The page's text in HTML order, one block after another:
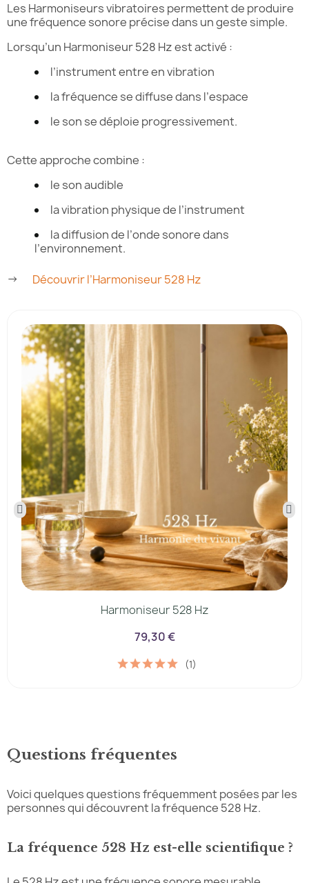
Les Harmoniseurs vibratoires permettent de produire
une fréquence sonore précise dans un geste simple.
Lorsqu’un Harmoniseur 528 Hz est activé :
l’instrument entre en vibration
la fréquence se diffuse dans l’espace
le son se déploie progressivement.
Cette approche combine :
le son audible
la vibration physique de l’instrument
la diffusion de l’onde sonore dans
l’environnement.
→
Découvrir l’Harmoniseur 528 Hz
Harmoniseur 528 Hz
79,30 €
(1)
Questions fréquentes
Voici quelques questions fréquemment posées par les
personnes qui découvrent la fréquence 528 Hz.
La fréquence 528 Hz est-elle scientifique ?